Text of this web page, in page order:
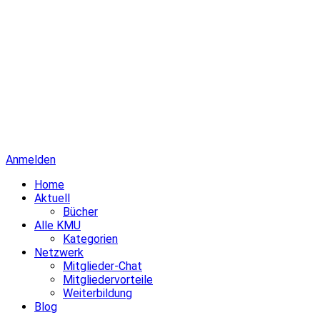
Anmelden
Home
Aktuell
Bücher
Alle KMU
Kategorien
Netzwerk
Mitglieder-Chat
Mitgliedervorteile
Weiterbildung
Blog